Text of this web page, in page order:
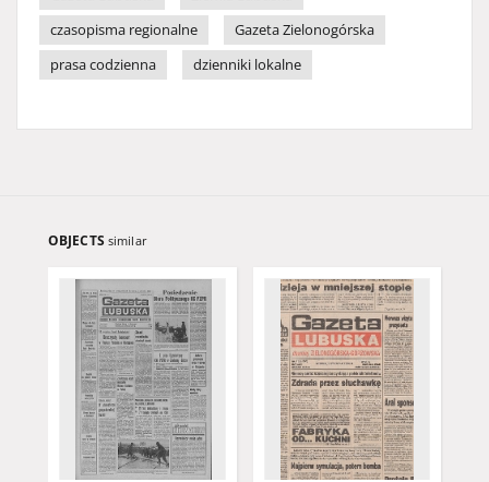
czasopisma regionalne
Gazeta Zielonogórska
prasa codzienna
dzienniki lokalne
OBJECTS similar